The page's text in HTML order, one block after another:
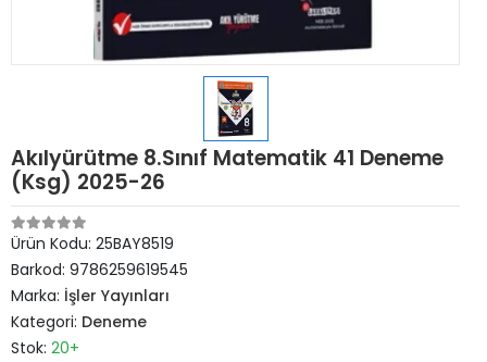
Akılyürütme 8.Sınıf Matematik 41 Deneme
(Ksg) 2025-26
Ürün Kodu: 25BAY8519
Barkod: 9786259619545
Marka: İşler Yayınları
Kategori: Deneme
Stok: 20+